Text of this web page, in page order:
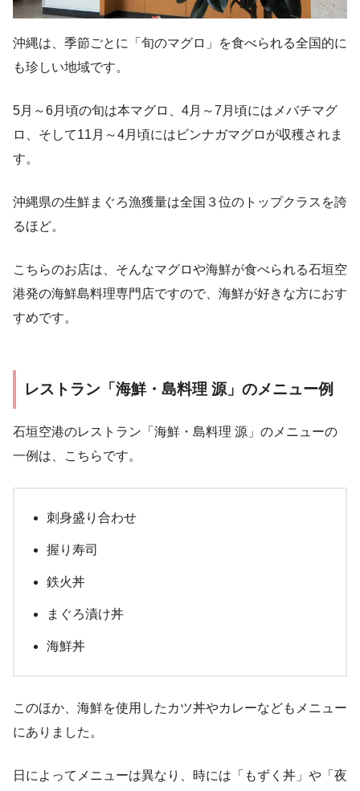
沖縄は、季節ごとに「旬のマグロ」を食べられる全国的に
も珍しい地域です。
5月～6月頃の旬は本マグロ、4月～7月頃にはメバチマグ
ロ、そして11月～4月頃にはビンナガマグロが収穫されま
す。
沖縄県の生鮮まぐろ漁獲量は全国３位のトップクラスを誇
るほど。
こちらのお店は、そんなマグロや海鮮が食べられる石垣空
港発の海鮮島料理専門店ですので、海鮮が好きな方におす
すめです。
レストラン「海鮮・島料理 源」のメニュー例
石垣空港のレストラン「海鮮・島料理 源」のメニューの
一例は、こちらです。
刺身盛り合わせ
握り寿司
鉄火丼
まぐろ漬け丼
海鮮丼
このほか、海鮮を使用したカツ丼やカレーなどもメニュー
にありました。
日によってメニューは異なり、時には「もずく丼」や「夜